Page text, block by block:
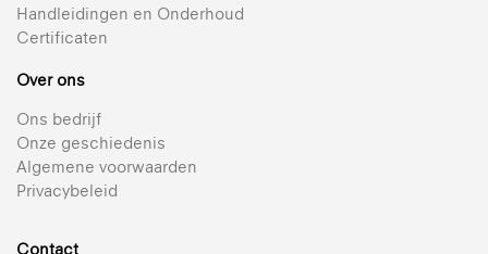
Handleidingen en Onderhoud
Certificaten
Over ons
Ons bedrijf
Onze geschiedenis
Algemene voorwaarden
Privacybeleid
Contact